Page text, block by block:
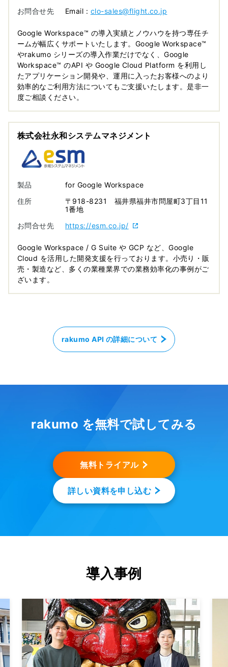
お問合せ先
Email : clo-sales@flight.co.jp
Google Workspace™ の導入実績とノウハウを持つ専任チ
ームが幅広くサポートいたします。Google Workspace™
やrakumo シリーズの導入作業だけでなく、Google
Workspace™ のAPI や Google Cloud Platform を利用し
たアプリケーション開発や、運用に入ったお客様へのより
効率的なご利用方法についてもご支援いたします。是非一
度ご相談ください。
株式会社永和システムマネジメント
製品
for Google Workspace
住所
〒918-8231 福井県福井市問屋町3丁目11
1番地
お問合せ先
https://esm.co.jp/
Google Workspace / G Suite や GCP など、Google
Cloud を活用した開発支援を行っております。小売り・販
売・製造など、多くの業種業界での業務効率化の事例がご
ざいます。
rakumo API の詳細について
rakumo を無料で試してみる
無料トライアル
詳しい資料を申し込む
導入事例